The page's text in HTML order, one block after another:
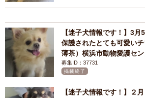
【迷子犬情報です！】3
保護されたとても可愛い
薄茶）横浜市動物愛護セ
募集ID：37731
掲載終了
【迷子犬情報です！】２